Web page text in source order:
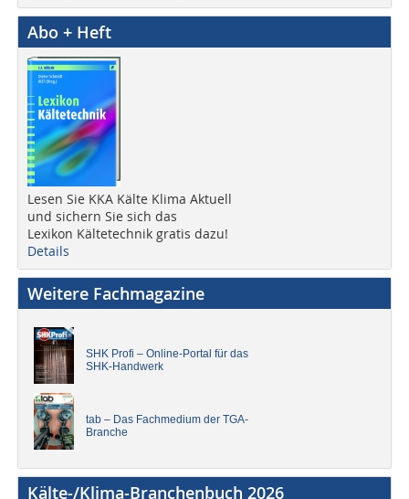
Abo + Heft
Lesen Sie KKA Kälte Klima Aktuell
und sichern Sie sich das
Lexikon Kältetechnik gratis dazu!
Details
Weitere Fachmagazine
SHK Profi – Online-Portal für das
SHK-Handwerk
tab – Das Fachmedium der TGA-
Branche
Kälte-/Klima-Branchenbuch 2026